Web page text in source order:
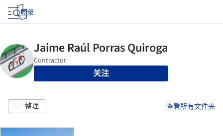
登录
关注
整理 查看所有文件夹